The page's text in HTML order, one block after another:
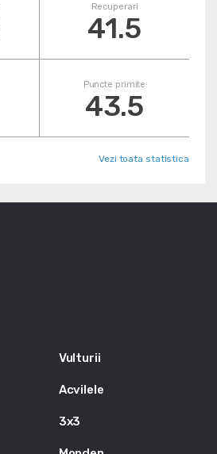
Recuperari
41.5
Puncte primite
43.5
Vezi toata statistica
Vulturii
Acvilele
3x3